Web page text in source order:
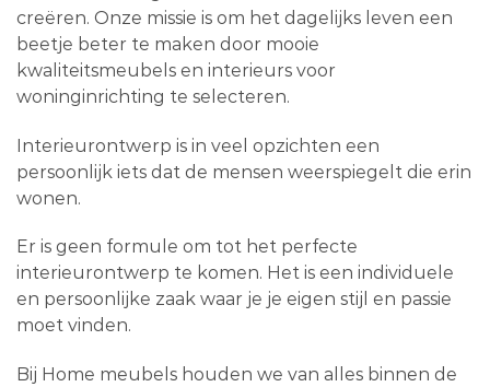
creëren. Onze missie is om het dagelijks leven een
beetje beter te maken door mooie
kwaliteitsmeubels en interieurs voor
woninginrichting te selecteren.
Interieurontwerp is in veel opzichten een
persoonlijk iets dat de mensen weerspiegelt die erin
wonen.
Er is geen formule om tot het perfecte
interieurontwerp te komen. Het is een individuele
en persoonlijke zaak waar je je eigen stijl en passie
moet vinden.
Bij Home meubels houden we van alles binnen de